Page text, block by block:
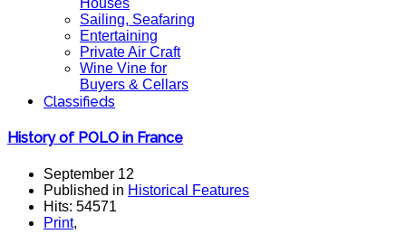
Houses
Sailing, Seafaring
Entertaining
Private Air Craft
Wine Vine for
Buyers & Cellars
Classifieds
History of POLO in France
September 12
Published in Historical Features
Hits: 54571
Print,